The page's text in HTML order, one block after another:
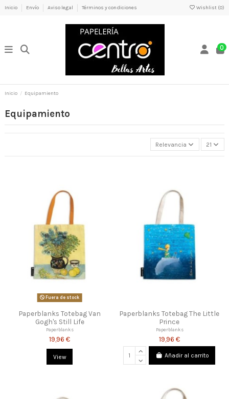
Inicio Envío Aviso legal Términos y condiciones Wishlist (0)
0
Inicio Equipamiento
Equipamiento
Relevancia 21
Fuera de stock
Paperblanks Totebag Van
Gogh's Still Life
Paperblanks
19,96 €
View
Paperblanks Totebag The Little
Prince
Paperblanks
19,96 €
Añadir al carrito